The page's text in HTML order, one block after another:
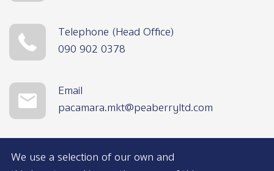
Telephone (Head Office)
090 902 0378
Email
pacamara.mkt@peaberryltd.com
We use a selection of our own and